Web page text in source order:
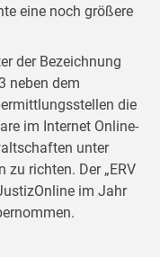
eine noch größere
der Bezeichnung
neben dem
die
im Internet Online-
unter
richten. Der „ERV
im Jahr